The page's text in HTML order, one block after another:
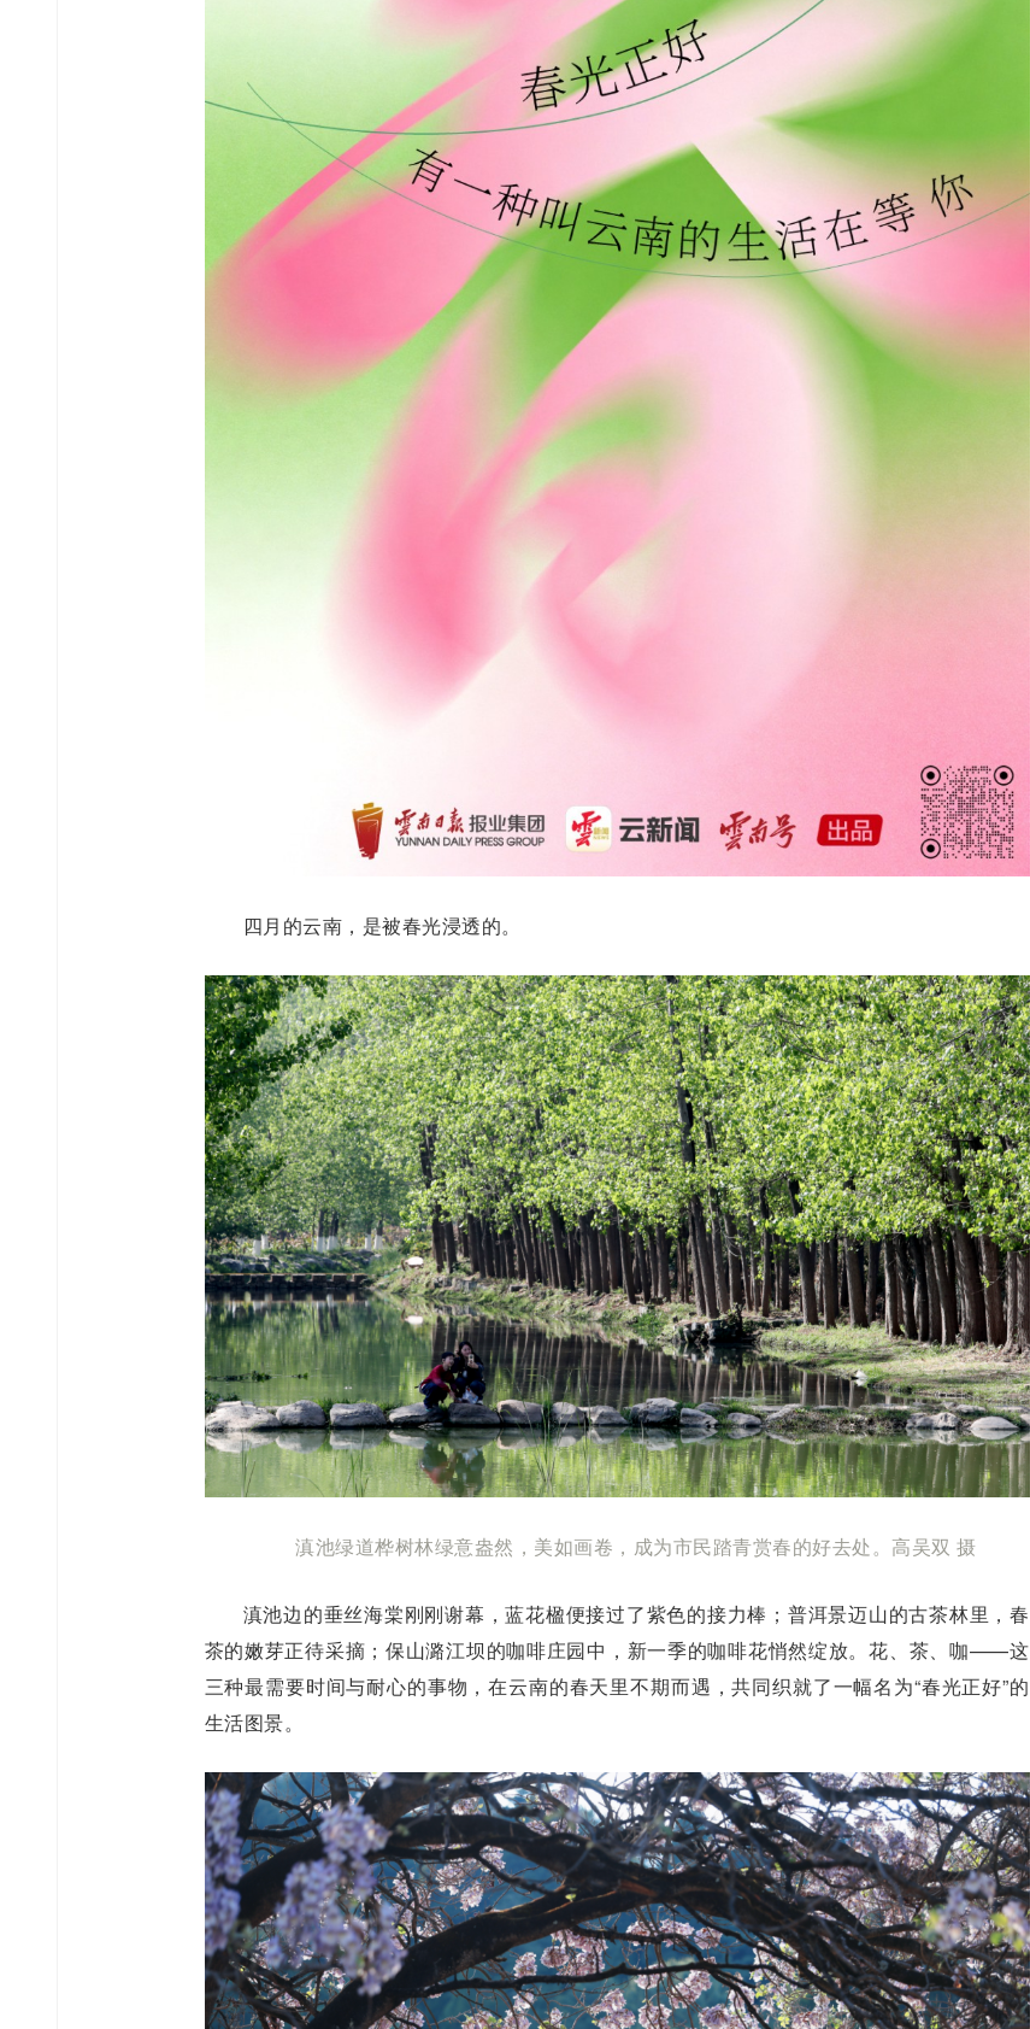
四月的云南，是被春光浸透的。
滇池绿道桦树林绿意盎然，美如画卷，成为市民踏青赏春的好去处。高吴双 摄
滇池边的垂丝海棠刚刚谢幕，蓝花楹便接过了紫色的接力棒；普洱景迈山的古茶林里，春
茶的嫩芽正待采摘；保山潞江坝的咖啡庄园中，新一季的咖啡花悄然绽放。花、茶、咖——这
三种最需要时间与耐心的事物，在云南的春天里不期而遇，共同织就了一幅名为“春光正好”的
生活图景。